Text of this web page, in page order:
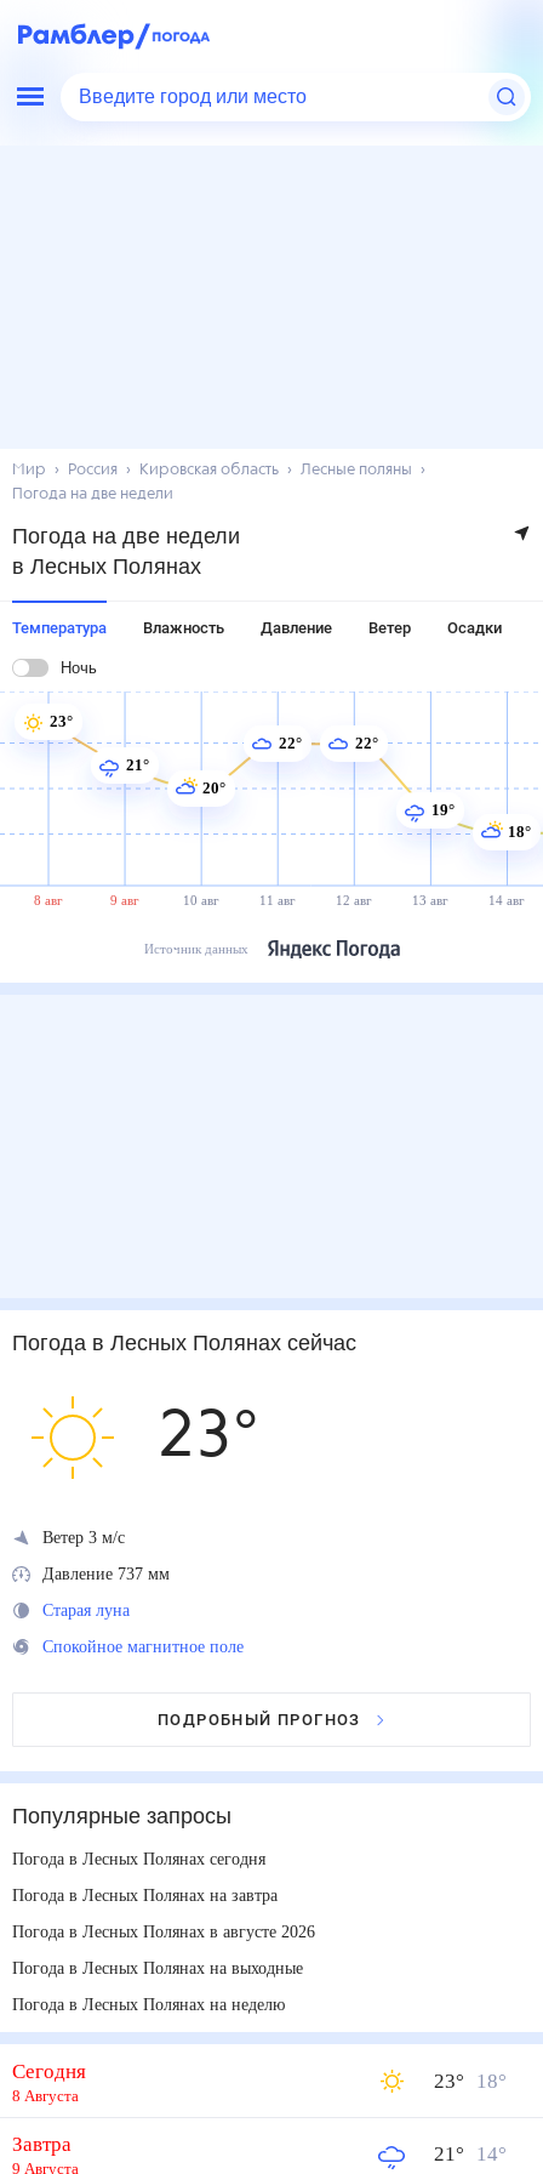
Введите город или место
Мир Россия Кировская область
Лесные поляны
Погода на две недели
Погода на две недели
в Лесных Полянах
Температура Влажность Давление Ветер Осадки
Ночь
8 авг 9 авг 10 авг 11 авг 12 авг 13 авг 14 авг
23°
21°
20°
22° 22°
19°
18°
Источник данных
Погода в Лесных Полянахсейчас
23°
Ветер 3 м/с
Давление 737 мм
Старая луна
Спокойное магнитное поле
ПОДРОБНЫЙ ПРОГНОЗ
Популярные запросы
Погода в Лесных Полянах сегодня
Погода в Лесных Полянах на завтра
Погода в Лесных Полянах в августе 2026
Погода в Лесных Полянах на выходные
Погода в Лесных Полянах на неделю
Сегодня
8 Августа
23° 18°
Завтра
9 Августа
21° 14°